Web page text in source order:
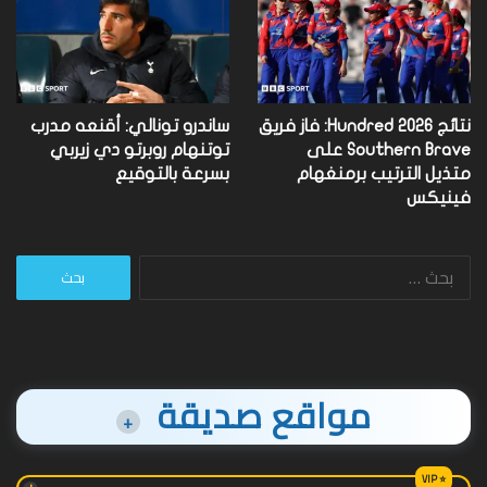
نتائج Hundred 2026: فاز فريق
Southern Brave على
متذيل الترتيب برمنغهام
فينيكس
ساندرو تونالي: أقنعه مدرب
توتنهام روبرتو دي زيربي
بسرعة بالتوقيع
البحث
مواقع صديقة +